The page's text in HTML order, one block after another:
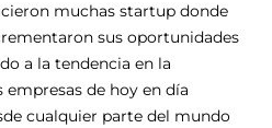
muchas startup donde
sus oportunidades
a la tendencia en la
de hoy en día
cualquier parte del mundo